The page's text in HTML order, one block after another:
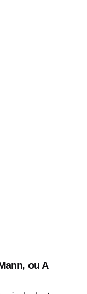
ou A